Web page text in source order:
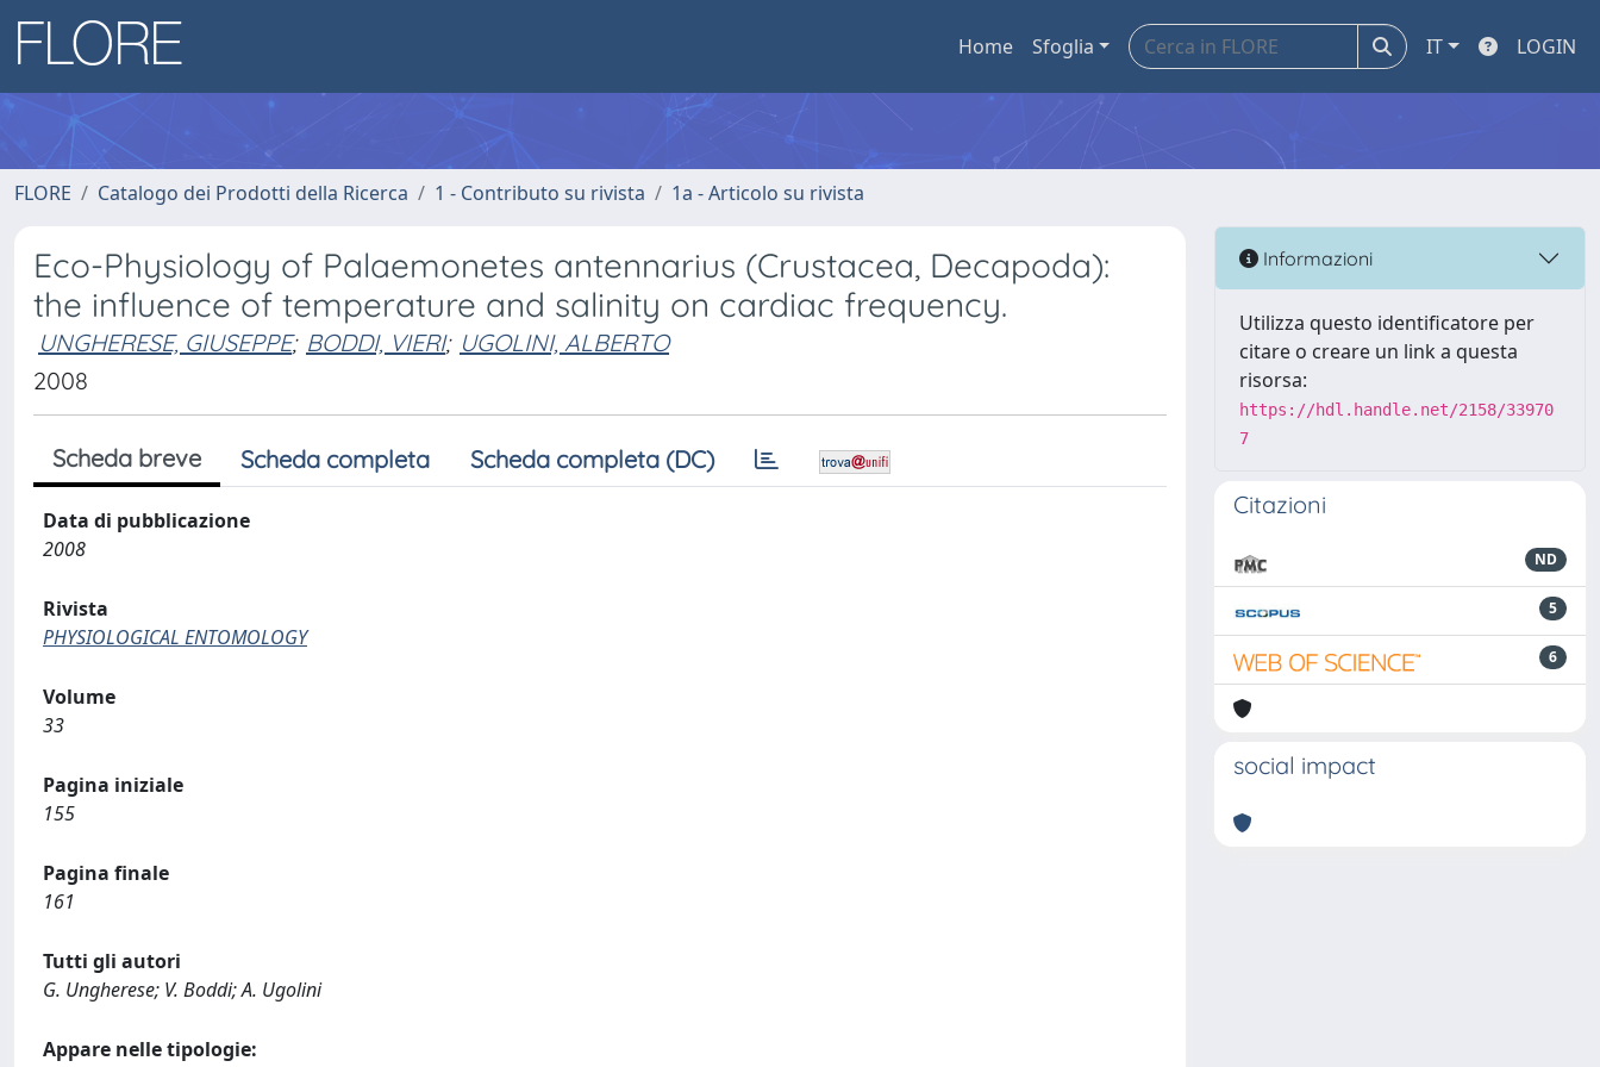
Home Sfoglia IT LOGIN
FLORE Catalogo dei Prodotti della Ricerca 1 - Contributo su rivista 1a - Articolo su rivista
Eco-Physiology of Palaemonetes antennarius (Crustacea, Decapoda):
the influence of temperature and salinity on cardiac frequency.
UNGHERESE, GIUSEPPE; BODDI, VIERI; UGOLINI, ALBERTO
2008
Scheda breve Scheda completa Scheda completa (DC)
Data di pubblicazione
2008
Rivista
PHYSIOLOGICAL ENTOMOLOGY
Volume
33
Pagina iniziale
155
Pagina finale
161
Tutti gli autori
G. Ungherese; V. Boddi; A. Ugolini
Appare nelle tipologie:
Informazioni
Utilizza questo identificatore per
citare o creare un link a questa
risorsa:
https://hdl.handle.net/2158/33970
7
Citazioni
ND
5
6
social impact